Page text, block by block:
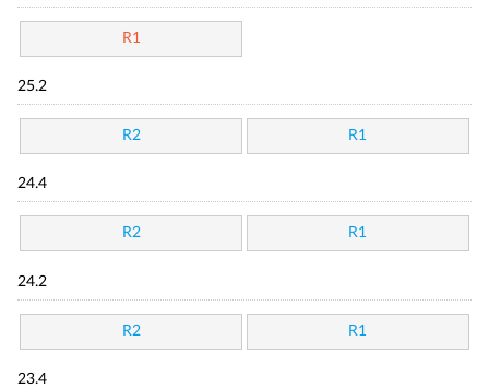
R1
25.2
R2 R1
24.4
R2 R1
24.2
R2 R1
23.4